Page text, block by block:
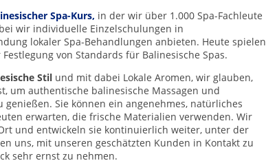
Spa-Kurs, in der wir über 1.000 Spa-Fachleute
wir individuelle Einzelschulungen in
lokaler Spa-Behandlungen anbieten. Heute spielen
von Standards für Balinesische Spas.
Stilund mit dabei Lokale Aromen, wir glauben,
um authentische balinesische Massagen und
Sie können ein angenehmes, natürliches
erwarten, die frische Materialien verwenden. Wir
und entwickeln sie kontinuierlich weiter, unter der
uns, mit unseren geschätzten Kunden in Kontakt zu
sehr ernst zu nehmen.